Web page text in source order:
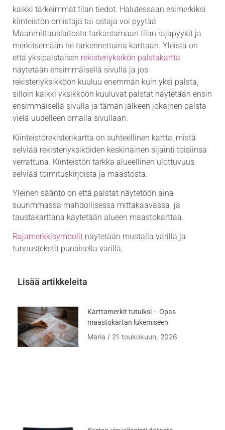
kaikki tärkeimmät tilan tiedot. Halutessaan esimerkiksi
kiinteistön omistaja tai ostaja voi pyytää
Maanmittauslaitosta tarkastamaan tilan rajapyykit ja
merkitsemään ne tarkennettuina karttaan. Yleistä on
että yksipalstaisen rekisteriyksikön palstakartta
näytetään ensimmäisellä sivulla ja jos
rekisteriyksikköön kuuluu enemmän kuin yksi palsta,
silloin kaikki yksikköön kuuluvat palstat näytetään ensin
ensimmäisellä sivulla ja tämän jälkeen jokainen palsta
vielä uudelleen omalla sivullaan.
Kiinteistörekisterikartta on suhteellinen kartta, mistä
selviää rekisteriyksiköiden keskinäinen sijainti toisiinsa
verrattuna. Kiinteistön tarkka alueellinen ulottuvuus
selviää toimituskirjoista ja maastosta.
Yleinen sääntö on että palstat näytetöön aina
suurimmassa mahdollisessa mittakaavassa ja
taustakarttana käytetään alueen maastokarttaa.
Rajamerkkisymbolit näytetään mustalla värillä ja
tunnustekstit punaisella värillä.
Lisää artikkeleita
Karttamerkit tutuiksi – Opas
maastokartan lukemiseen
Maria 21 toukokuun, 2026